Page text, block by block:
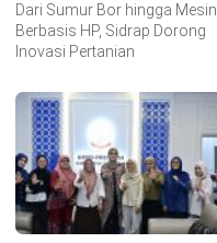
Dari Sumur Bor hingga Mesin
Berbasis HP, Sidrap Dorong
Inovasi Pertanian